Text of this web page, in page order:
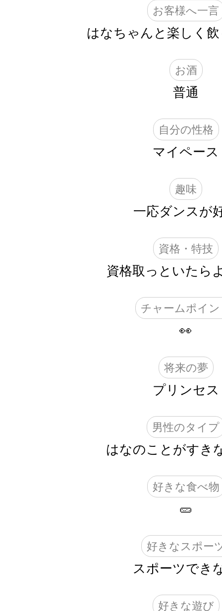
お客様へ一言
はなちゃんと楽しく
お酒
普通
自分の性格
マイペース
趣味
一応ダンスが
資格・特技
資格取っといたら
チャームポイ
👀
将来の夢
プリンセス
男性のタイプ
はなのことがすき
好きな食べ物
🥒
好きなスポー
スポーツでき
好きな遊び